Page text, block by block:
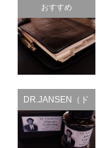
おすすめ
DR.JANSEN（ド
クターヤンセ
ン）